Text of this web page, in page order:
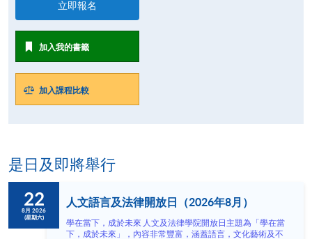
立即報名
加入我的書籤
加入課程比較
是日及即將舉行
22
8月 2026
(星期六)
人文語言及法律開放日（2026年8月）
學在當下，成於未來 人文及法律學院開放日主題為「學在當
下，成於未來」，內容非常豐富，涵蓋語言，文化藝術及不